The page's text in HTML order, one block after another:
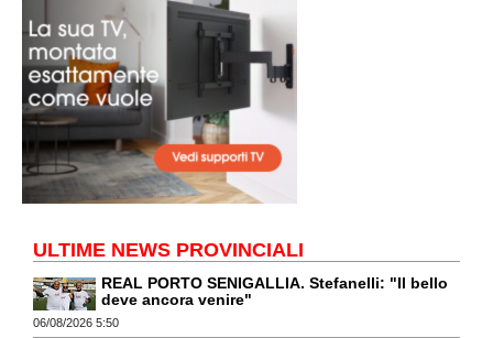
ULTIME NEWS PROVINCIALI
REAL PORTO SENIGALLIA. Stefanelli: "Il bello
deve ancora venire"
06/08/2026 5:50